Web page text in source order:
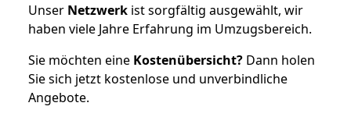
Unser Netzwerk ist sorgfältig ausgewählt, wir
haben viele Jahre Erfahrung im Umzugsbereich.
Sie möchten eine Kostenübersicht? Dann holen
Sie sich jetzt kostenlose und unverbindliche
Angebote.